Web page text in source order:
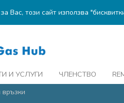
Вас, този сайт използва
И УСЛУГИ ЧЛЕНСТВО